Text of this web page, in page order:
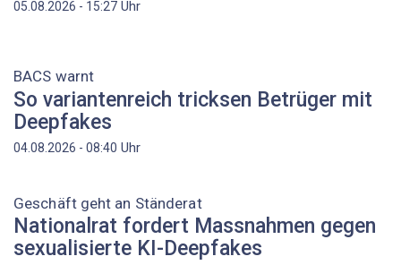
05.08.2026 - 15:27 Uhr
BACS warnt
So variantenreich tricksen Betrüger mit
Deepfakes
04.08.2026 - 08:40 Uhr
Geschäft geht an Ständerat
Nationalrat fordert Massnahmen gegen
sexualisierte KI-Deepfakes